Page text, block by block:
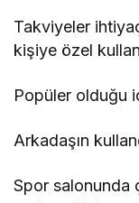
Takviyeler
kişiye özel
Popüler olduğu
Arkadaşın
Spor salonunda